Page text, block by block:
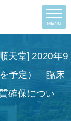
MENU
Next
天堂] 2020年9
を予定） 臨床
確保につい